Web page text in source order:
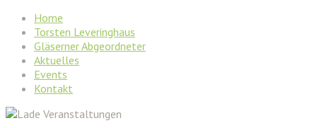
Home
Torsten Leveringhaus
Gläserner Abgeordneter
Aktuelles
Events
Kontakt